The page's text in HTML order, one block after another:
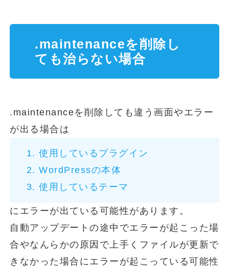
.maintenanceを削除し
ても治らない場合
.maintenanceを削除しても違う画面やエラー
が出る場合は
使用しているプラグイン
WordPressの本体
使用しているテーマ
にエラーが出ている可能性があります。
自動アップデートの途中でエラーが起こった場
合やなんらかの原因で上手くファイルが更新で
きなかった場合にエラーが起こっている可能性